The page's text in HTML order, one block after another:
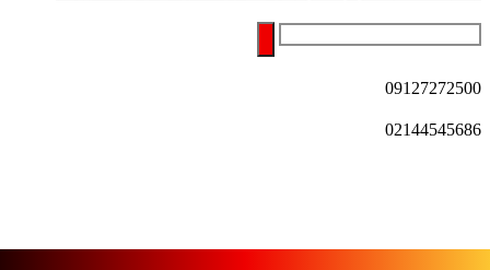
09127272500
02144545686